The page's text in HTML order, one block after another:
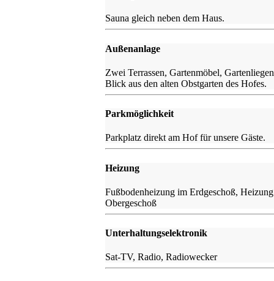
Sauna gleich neben dem Haus.
Außenanlage
Zwei Terrassen, Gartenmöbel,
Blick aus den alten Obstgarten des Hofes.
Parkmöglichkeit
Parkplatz direkt am Hof für unsere Gäste.
Heizung
Fußbodenheizung im Erdgeschoß,
Obergeschoß
Unterhaltungselektronik
Sat-TV, Radio, Radiowecker